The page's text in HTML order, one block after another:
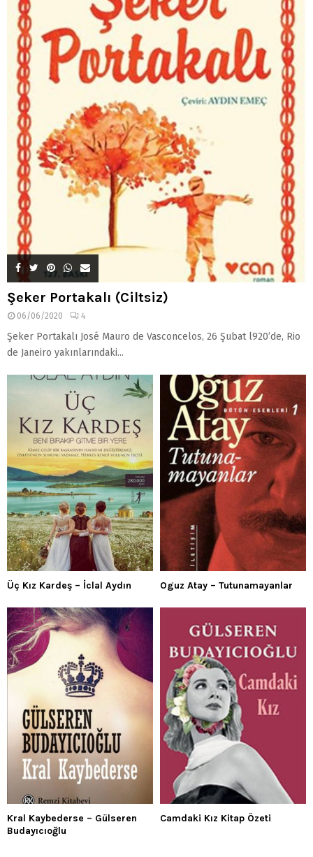
Şeker Portakalı (Ciltsiz)
06/06/2020 4
Şeker Portakalı José Mauro de Vasconcelos, 26 Şubat l920’de, Rio
de Janeiro yakınlarındaki...
Üç Kız Kardeş – İclal Aydın Oguz Atay – Tutunamayanlar
Kral Kaybederse – Gülseren
Budayıcıoğlu
Camdaki Kız Kitap Özeti